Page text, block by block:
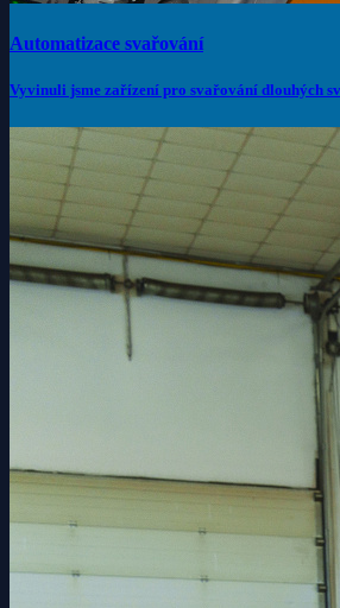
Automatizace svařování
Vyvinuli jsme zařízení pro svařování dlouhých